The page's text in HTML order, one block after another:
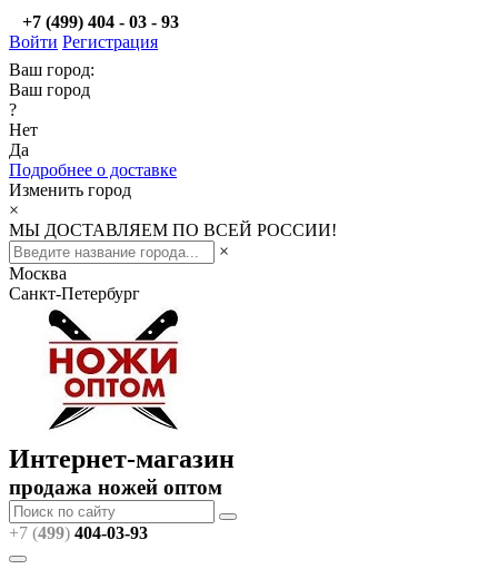
+7 (499) 404 - 03 - 93
Войти Регистрация
Ваш город:
Ваш город
?
Нет
Да
Подробнее о доставке
Изменить город
×
МЫ ДОСТАВЛЯЕМ ПО ВСЕЙ РОССИИ!
×
Москва
Санкт-Петербург
Интернет-магазин
продажа ножей оптом
+7 (499) 404-03-93